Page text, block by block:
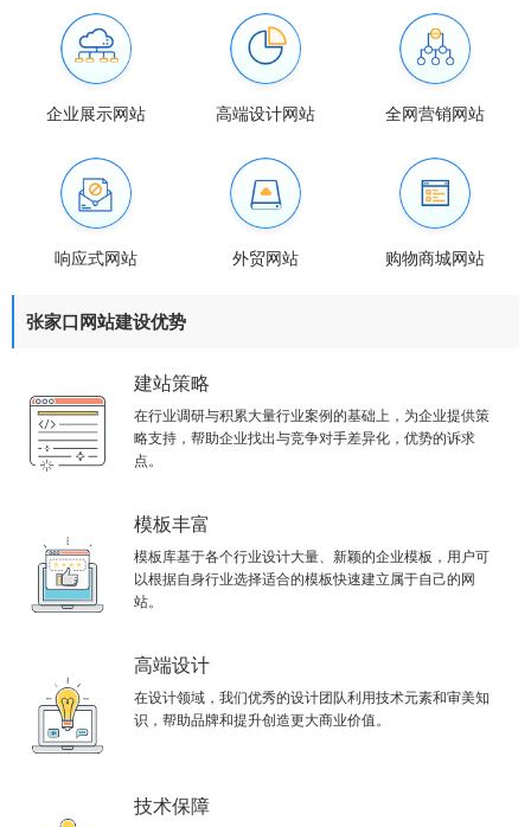
企业展示网站 高端设计网站 全网营销网站
响应式网站 外贸网站 购物商城网站
张家口网站建设优势
建站策略
在行业调研与积累大量行业案例的基础上，为企业提供策
略支持，帮助企业找出与竞争对手差异化，优势的诉求
点。
模板丰富
模板库基于各个行业设计大量、新颖的企业模板，用户可
以根据自身行业选择适合的模板快速建立属于自己的网
站。
高端设计
在设计领域，我们优秀的设计团队利用技术元素和审美知
识，帮助品牌和提升创造更大商业价值。
技术保障